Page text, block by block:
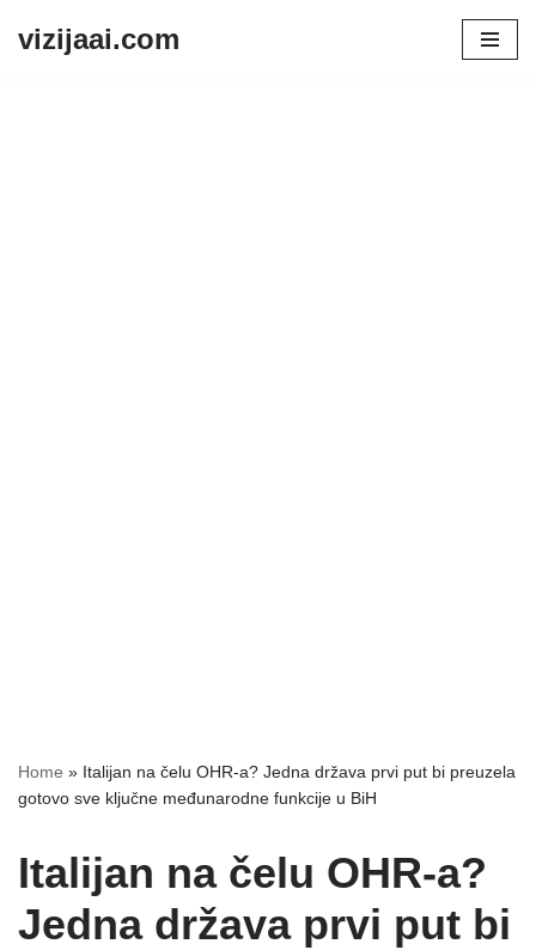
vizijaai.com
Home » Italijan na čelu OHR-a? Jedna država prvi put bi preuzela
gotovo sve ključne međunarodne funkcije u BiH
Italijan na čelu OHR-a?
Jedna država prvi put bi